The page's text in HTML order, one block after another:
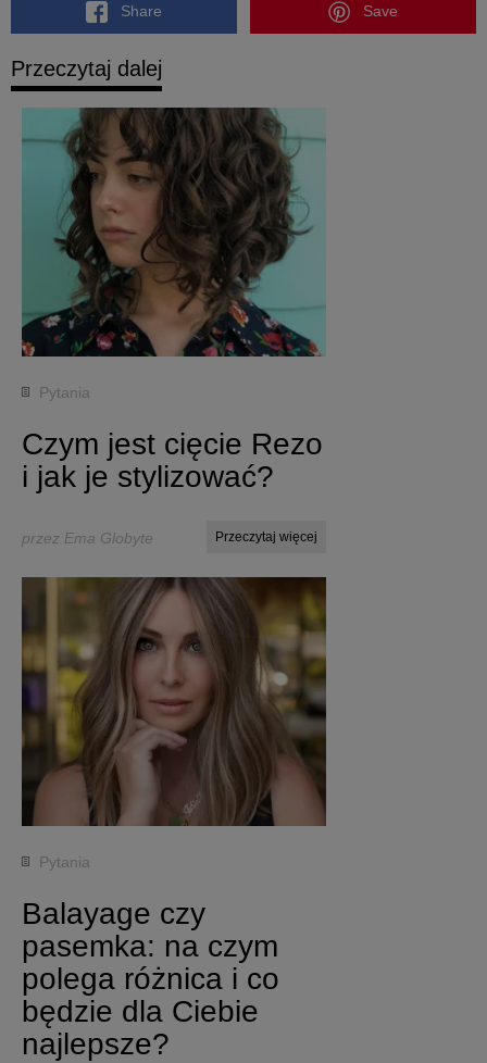
Share Save
Przeczytaj dalej
Pytania
Czym jest cięcie Rezo
i jak je stylizować?
przez Ema Globyte Przeczytaj więcej
Pytania
Balayage czy
pasemka: na czym
polega różnica i co
będzie dla Ciebie
najlepsze?